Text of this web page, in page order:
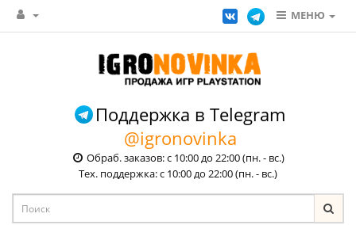
МЕНЮ
Поддержка в Telegram
@igronovinka
Обраб. заказов: с 10:00 до 22:00 (пн. - вс.)
Тех. поддержка: с 10:00 до 22:00 (пн. - вс.)